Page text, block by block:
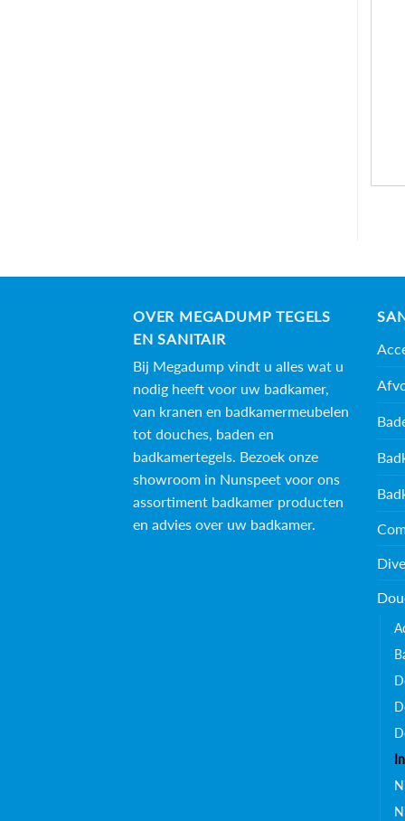
OVER MEGADUMP TEGELS
EN SANITAIR
Bij Megadump vindt u alles wat u
nodig heeft voor uw badkamer,
van kranen en badkamermeubelen
tot douches, baden en
badkamertegels . Bezoek onze
showroom in Nunspeet voor ons
assortiment badkamer producten
en advies over uw badkamer.